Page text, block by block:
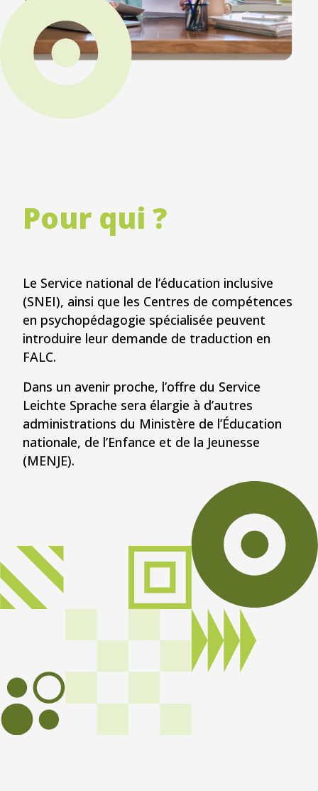
Pour qui ?
Le Service national de l’éducation inclusive
(SNEI), ainsi que les Centres de compétences
en psychopédagogie spécialisée peuvent
introduire leur demande de traduction en
FALC.
Dans un avenir proche, l’offre du Service
Leichte Sprache sera élargie à d’autres
administrations du Ministère de l’Éducation
nationale, de l’Enfance et de la Jeunesse
(MENJE).